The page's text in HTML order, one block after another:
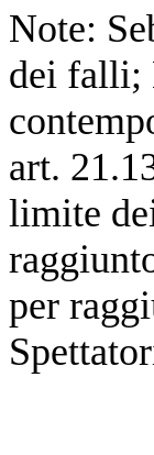
Note:
dei falli;
art.
limite
per